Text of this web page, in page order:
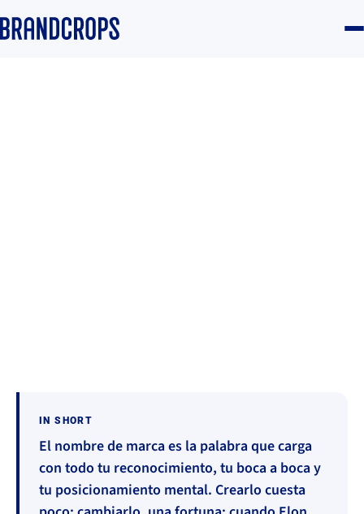
IN SHORT
El nombre de marca es la palabra que carga
con todo tu reconocimiento, tu boca a boca y
tu posicionamiento mental. Crearlo cuesta